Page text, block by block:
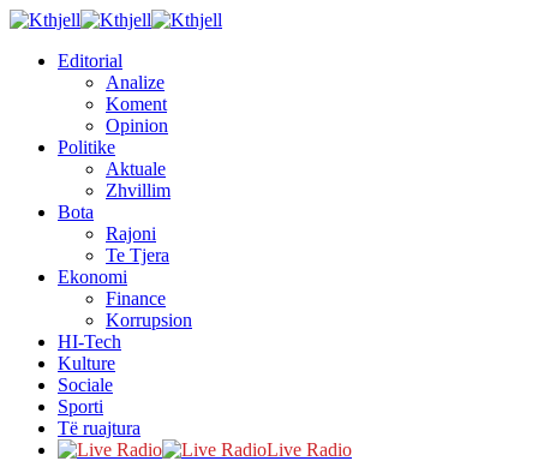
Editorial
Analize
Koment
Opinion
Politike
Aktuale
Zhvillim
Bota
Rajoni
Te Tjera
Ekonomi
Finance
Korrupsion
HI-Tech
Kulture
Sociale
Sporti
Të ruajtura
Live Radio